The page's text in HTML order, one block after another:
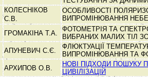
КОЛЕСНІКОВ
С.В.
ОСОБЛИВОСТІ
ВИПРОМІНЮВАННЯ
ГРОМАКІНА Т.А.
ФОТОМЕТРІЯ ТА
ВИБРАНИХ МАЛИХ ТІЛ
АПУНЕВИЧ С.Є.
ФЛЮКТУАЦІЇ
ВИПРОМІНЮВАННЯ ТА
АРХИПОВ О.В.
НОВІ ПІДХОДИ ПОШУКУ
ЦИВІЛІЗАЦІЙ